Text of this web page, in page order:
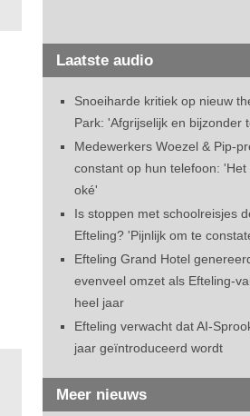
Laatste audio
Snoeiharde kritiek op nieuw
Park: 'Afgrijselijk en bijzonder
Medewerkers Woezel & Pip-
constant op hun telefoon:
oké'
Is stoppen met schoolreisjes
Efteling? 'Pijnlijk om te
Efteling Grand Hotel
evenveel omzet als Efteling-
heel jaar
Efteling verwacht dat AI-
jaar geïntroduceerd wordt
Meer nieuws